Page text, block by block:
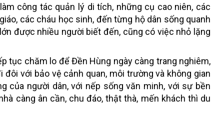
công tác quản lý di tích, những cụ cao niên, các
các cháu học sinh, đến từng hộ dân sống quanh
được nhiều người biết đến, cũng có việc nhỏ lặng
tục chăm lo để Đền Hùng ngày càng trang nghiêm,
với bảo vệ cảnh quan, môi trường và không gian
của người dân, với nếp sống văn minh, với sự bền
càng ân cần, chu đáo, thật thà, mến khách thì du